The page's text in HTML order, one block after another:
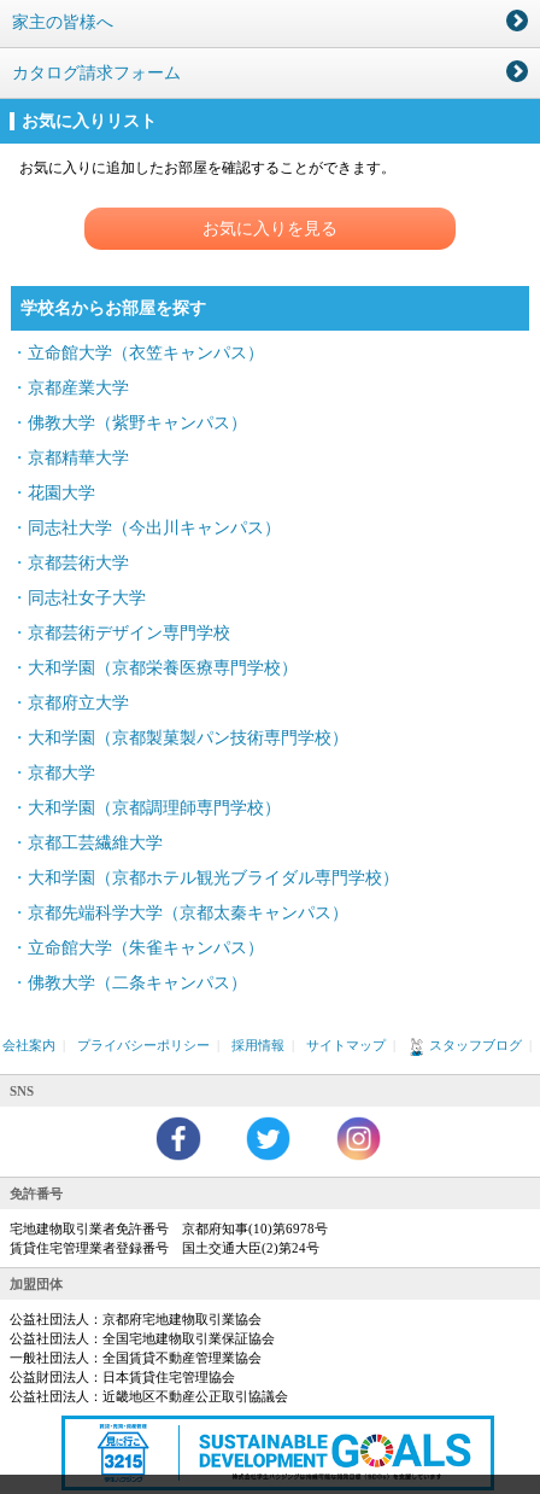
家主の皆様へ
カタログ請求フォーム
お気に入りリスト
お気に入りに追加したお部屋を確認することができます。
お気に入りを見る
学校名からお部屋を探す
立命館大学（衣笠キャンパス）
京都産業大学
佛教大学（紫野キャンパス）
京都精華大学
花園大学
同志社大学（今出川キャンパス）
京都芸術大学
同志社女子大学
京都芸術デザイン専門学校
大和学園（京都栄養医療専門学校）
京都府立大学
大和学園（京都製菓製パン技術専門学校）
京都大学
大和学園（京都調理師専門学校）
京都工芸繊維大学
大和学園（京都ホテル観光ブライダル専門学校）
京都先端科学大学（京都太秦キャンパス）
立命館大学（朱雀キャンパス）
佛教大学（二条キャンパス）
会社案内 プライバシーポリシー 採用情報 サイトマップ スタッフブログ
SNS
免許番号
宅地建物取引業者免許番号 京都府知事(10)第6978号
賃貸住宅管理業者登録番号 国土交通大臣(2)第24号
加盟団体
公益社団法人：京都府宅地建物取引業協会
公益社団法人：全国宅地建物取引業保証協会
一般社団法人：全国賃貸不動産管理業協会
公益財団法人：日本賃貸住宅管理協会
公益社団法人：近畿地区不動産公正取引協議会